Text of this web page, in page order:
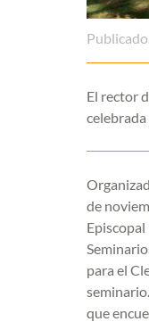
El rector
de
para el
que